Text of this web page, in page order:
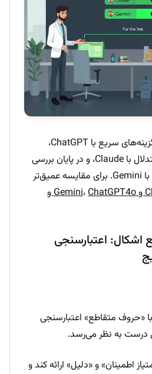
راهبرد پیشنهادی: ابتدا گزینه‌های سریع با ChatGPT،
سپس اعتبارسنجی و استدلال با Claude، و در پایان بررسی
مخفف‌ها/دانش عمومی با Gemini. برای مقایسه عمیق‌تر
،
ChatGPT4o و
اشکال: اعتبارسنجی
«حروف متقاطع» اعتبارسنجی
درست به نظر می‌رسد.
اطمینان» و «دلیل» ارائه کند و